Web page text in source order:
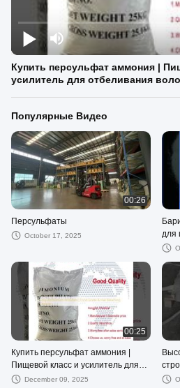
Купить персульфат аммония |
усилитель для отбеливания
Популярные Видео
00:26
Персульфаты
October 17, 2025
для
00:25
Купить персульфат аммония |
Пищевой класс и усилитель для
отбеливания волос
December 09, 2025